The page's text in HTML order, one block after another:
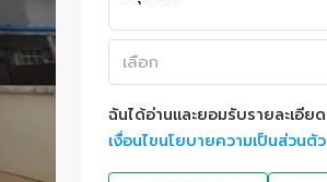
เลือก
ฉันได้อ่านและยอมรับรายละเอียด
เงื่อนไขนโยบายความเป็นส่วนตัว